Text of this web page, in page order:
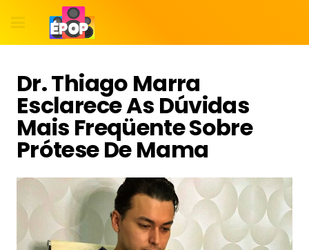
Dr. Thiago Marra
Esclarece As Dúvidas
Mais Freqüente Sobre
Prótese De Mama